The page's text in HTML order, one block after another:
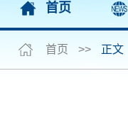
首页
首页 >> 正文